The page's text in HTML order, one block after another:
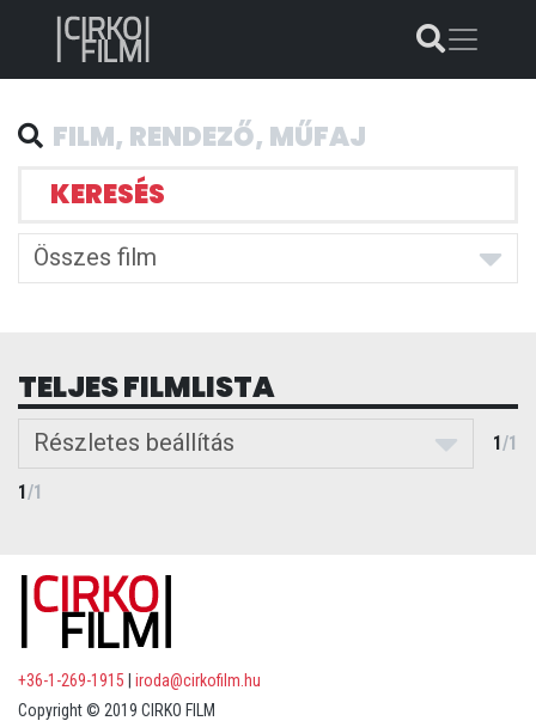
KERESÉS
Összes film
TELJES FILMLISTA
Részletes beállítás 1/1
1/1
+36-1-269-1915
iroda@cirkofilm.hu
Copyright © 2019 CIRKO FILM